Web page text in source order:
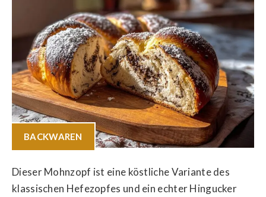
BACKWAREN
Dieser Mohnzopf ist eine köstliche Variante des
klassischen Hefezopfes und ein echter Hingucker